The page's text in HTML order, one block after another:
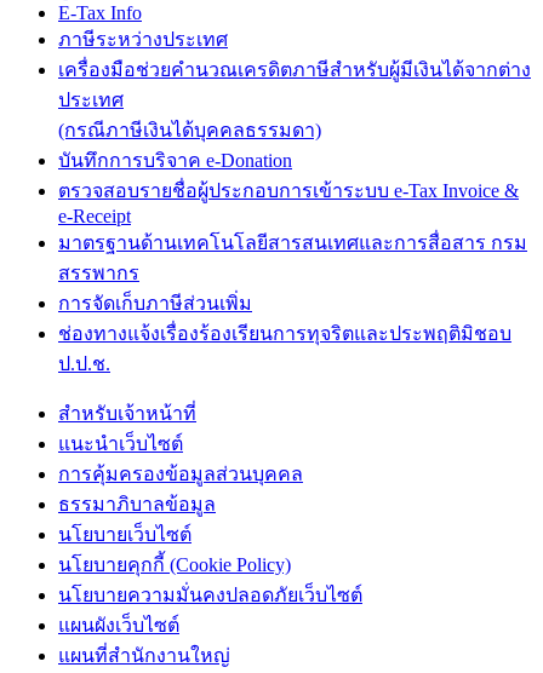
E-Tax Info
ภาษีระหว่างประเทศ
เครื่องมือช่วยคำนวณเครดิตภาษีสำหรับผู้มีเงินได้จากต่าง
ประเทศ
(กรณีภาษีเงินได้บุคคลธรรมดา)
บันทึกการบริจาค e-Donation
ตรวจสอบรายชื่อผู้ประกอบการเข้าระบบ e-Tax Invoice &
e-Receipt
มาตรฐานด้านเทคโนโลยีสารสนเทศและการสื่อสาร กรม
สรรพากร
การจัดเก็บภาษีส่วนเพิ่ม
ช่องทางแจ้งเรื่องร้องเรียนการทุจริตและประพฤติมิชอบ
ป.ป.ช.
สำหรับเจ้าหน้าที่
แนะนำเว็บไซต์
การคุ้มครองข้อมูลส่วนบุคคล
ธรรมาภิบาลข้อมูล
นโยบายเว็บไซต์
นโยบายคุกกี้ (Cookie Policy)
นโยบายความมั่นคงปลอดภัยเว็บไซต์
แผนผังเว็บไซต์
แผนที่สำนักงานใหญ่